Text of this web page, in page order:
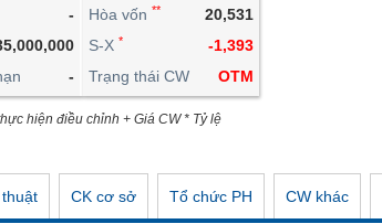
-
-
Hòa vốn **
20,531
S-X *
-1,393
Trạng thái CW
OTM
hiện điều chỉnh + Giá CW * Tỷ lệ
CK cơ sở Tổ chức PH CW khác
CÔNG CỤ ĐẦU TƯ
XUẤT DỮ LIỆU
TIN MỚI